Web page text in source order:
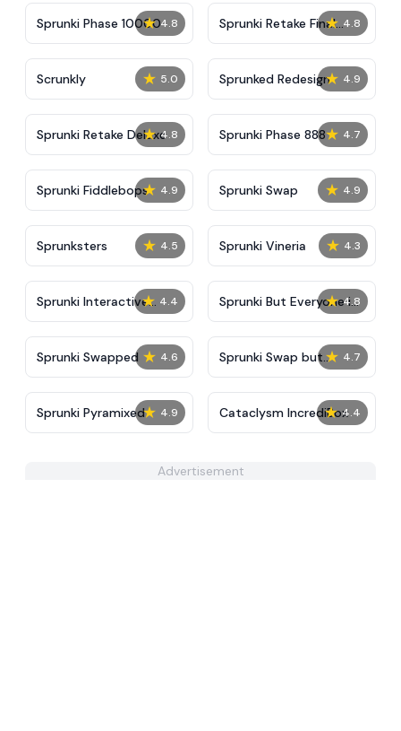
★ 4.8
Sprunki Phase 10000 ★ 4.8
Sprunki Retake Final
Update
★ 5.0
Scrunkly ★ 4.9
Sprunked Redesign
★ 4.8
Sprunki Retake Deluxe ★ 4.7
Sprunki Phase 888
★ 4.9
Sprunki Fiddlebops ★ 4.9
Sprunki Swap
★ 4.5
Sprunksters ★ 4.3
Sprunki Vineria
★ 4.4
Sprunki Interactive
Tunner
★ 4.8
Sprunki But Everyone is
Big
★ 4.6
Sprunki Swapped ★ 4.7
Sprunki Swap but
Parasprunki
★ 4.9
Sprunki Pyramixed ★ 4.4
Cataclysm IncrediBox
Advertisement